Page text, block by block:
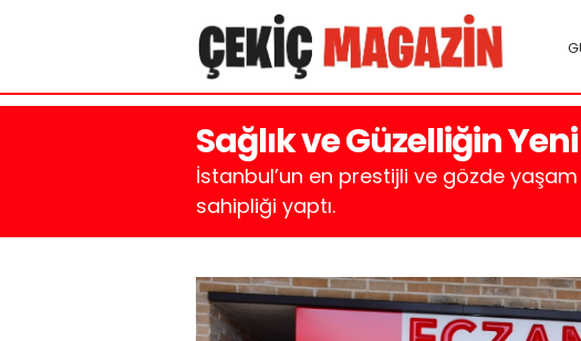
Sağlık ve Güzelliğin
İstanbul’un en prestijli ve gözde
sahipliği yaptı.